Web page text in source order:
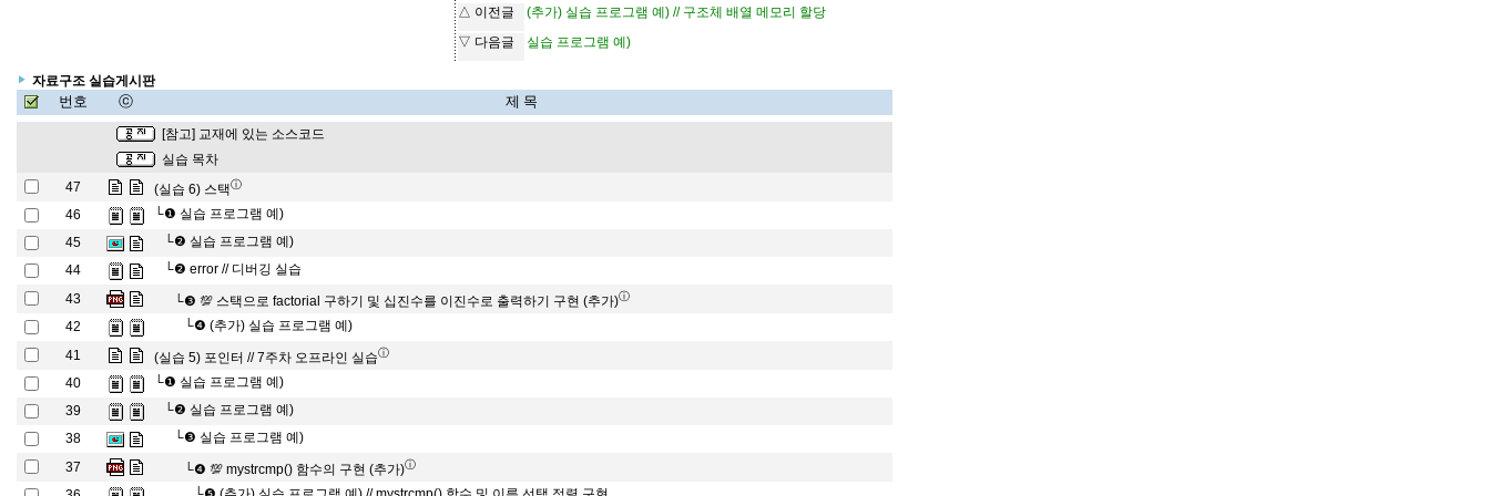
△ 이전글
(추가) 실습 프로그램 예) // 구조체 배열 메모리 할당
▽ 다음글
실습 프로그램 예)
자료구조 실습게시판
번호 ⓒ 제 목
[참고] 교재에 있는 소스코드
실습 목차
47
(실습 6) 스택ⓘ
46 └❶ 실습 프로그램 예)
45
└❷ 실습 프로그램 예)
44
└❷ error // 디버깅 실습
43
└❸ 💯 스택으로 factorial 구하기 및 십진수를 이진수로 출력하기 구현 (추가)ⓘ
42 └❹ (추가) 실습 프로그램 예)
41
(실습 5) 포인터 // 7주차 오프라인 실습ⓘ
40 └❶ 실습 프로그램 예)
39
└❷ 실습 프로그램 예)
38
└❸ 실습 프로그램 예)
37
└❹ 💯 mystrcmp() 함수의 구현 (추가)ⓘ